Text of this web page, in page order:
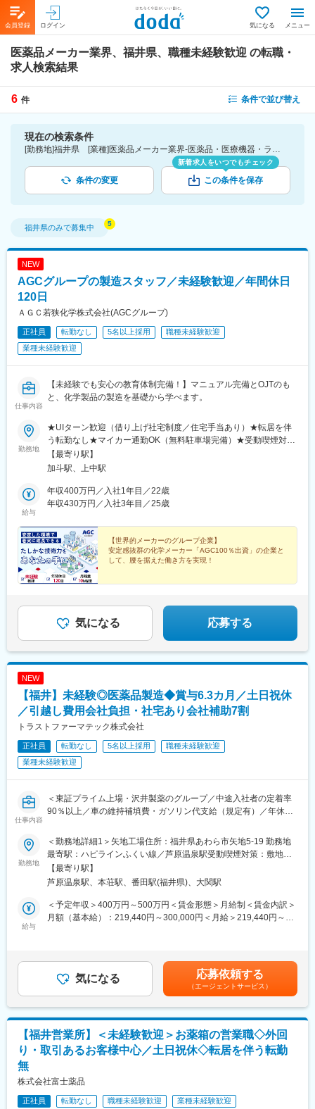
会員登録 ログイン 気になる メニュー
医薬品メーカー業界、福井県、職種未経験歓迎 の転職・
求人検索結果
6 件 条件で並び替え
現在の検索条件
[勤務地]福井県 [業種]医薬品メーカー業界-医薬品・医療機器・ライフサイエンス・医療系サービス [こだわり条件ピックアップ]職種未経験歓迎 [詳細条件](募集・採用情報)職種未経験歓迎
条件の変更
新着求人をいつでもチェック
この条件を保存
福井県のみで募集中
NEW
AGCグループの製造スタッフ／未経験歓迎／年間休日
120日
ＡＧＣ若狭化学株式会社(AGCグループ)
正社員 転勤なし 5名以上採用
職種未経験歓迎
業種未経験歓迎
仕事内容
【未経験でも安心の教育体制完備！】マニュアル完備とOJTのも
と、化学製品の製造を基礎から学べます。
勤務地
★UIターン歓迎（借り上げ社宅制度／住宅手当あり）★転居を伴
う転勤なし★マイカー通勤OK（無料駐車場完備）★受動喫煙対
策：あり（屋内全面禁煙）下記いずれかの拠点にて活躍！■小浜工
場／福井県小浜市飯盛24-26-1■上中工場／福井県三方上中郡若狭
浜線「加斗駅」より車で約5分■上中工場…JR小浜線「上中駅」よ
り車で約5分◎福井県の中でも、滋賀県・京都府に隣接するエリア
クセスが良好です！＼県外の方も活躍しています／借り上げ社宅
制度や住宅手当など、住環境へのサポートも充実しています。実
際に、滋賀県・京都府・愛知県出身のメンバーで、社宅制度を活
用して活躍しています！＼社宅周辺も充実／都市部と比較し、朝
晩静かな環境な若狭。道も分かりやすく、渋滞がないため快適に
合病院：車10分・小浜IC：車5分◎小浜工場・上中工場につい
て、社宅からどちらも車で15分です！
【最寄り駅】
加斗駅、上中駅
給与
年収400万円／入社1年目／22歳
年収430万円／入社3年目／25歳
【世界的メーカーのグループ企業】
安定感抜群の化学メーカー「AGC100％出資」の企業と
して、腰を据えた働き方を実現！
気になる 応募する
NEW
【福井】未経験◎医薬品製造◆賞与6.3カ月／土日祝休
／引越し費用会社負担・社宅あり会社補助7割
トラストファーマテック株式会社
正社員 転勤なし 5名以上採用
職種未経験歓迎
業種未経験歓迎
仕事内容
＜東証プライム上場・沢井製薬のグループ／中途入社者の定着率
90％以上／車の維持補填費・ガソリン代支給（規定有）／年休
医薬品製造工程の下記いずれかをご担当いただきます。
機械の操作については、一つひとつ丁寧にレクチャーし、作業は
基本的に2人1組で行うため、困った時もすぐ先輩を頼れる環境で
す。未経験の方でも安心して業務に入っていただけます。
適材適所での配属のため、女性の方も多く活躍している職場で
す。
均一に混合し、成型（打錠）
錠剤への印字
ーター業務”が中心です。
■入社後の流れ
月間かけて座学での「GMP教育（※）」研修で医薬品の基礎知識
のため、製造に携わる全員が受ける教育）
勤務地
＜勤務地詳細1＞矢地工場住所：福井県あわら市矢地5-19 勤務地
最寄駅：ハピラインふくい線／芦原温泉駅受動喫煙対策：敷地内
全面禁煙＜勤務地詳細2＞清間第一工場住所：福井県あわら市清間
19-1 勤務地最寄駅：ハピラインふくい線／芦原温泉駅受動喫煙対
わら市清間11-15 勤務地最寄駅：ハピラインふくい線／芦原温泉
駅受動喫煙対策：敷地内全面禁煙変更の範囲：会社の定める事業
【最寄り駅】
芦原温泉駅、本荘駅、番田駅(福井県)、大関駅
給与
＜予定年収＞400万円～500万円＜賃金形態＞月給制＜賃金内訳＞
月額（基本給）：219,440円～300,000円＜月給＞219,440円～
て上下する可能性があります。月給(月額)は固定手当を含めた表記
です。 気になる 応募依頼する
（エージェントサービス）
【福井営業所】＜未経験歓迎＞お薬箱の営業職◇外回
り・取引あるお客様中心／土日祝休◇転居を伴う転勤
無
株式会社富士薬品
正社員 転勤なし 職種未経験歓迎 業種未経験歓迎